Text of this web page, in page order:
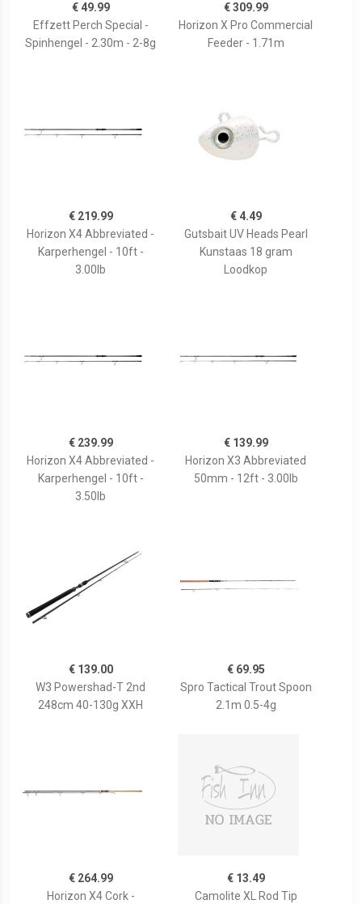
€ 49.99
Effzett Perch Special -
Spinhengel - 2.30m - 2-8g
€ 309.99
Horizon X Pro Commercial
Feeder - 1.71m
€ 219.99
Horizon X4 Abbreviated -
Karperhengel - 10ft -
3.00lb
€ 4.49
Gutsbait UV Heads Pearl
Kunstaas 18 gram
Loodkop
€ 239.99
Horizon X4 Abbreviated -
Karperhengel - 10ft -
3.50lb
€ 139.99
Horizon X3 Abbreviated
50mm - 12ft - 3.00lb
€ 139.00
W3 Powershad-T 2nd
248cm 40-130g XXH
€ 69.95
Spro Tactical Trout Spoon
2.1m 0.5-4g
€ 264.99
Horizon X4 Cork -
€ 13.49
Camolite XL Rod Tip